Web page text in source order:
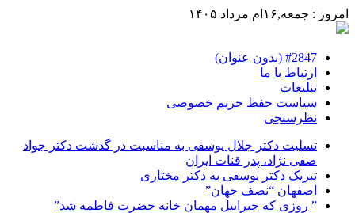
امروز : جمعه,۱۶ام مرداد ۱۴۰۵
#2847 (بدون عنوان)
ارتباط با ما
تبلیغات
سیاست حفظ حریم خصوصی
نظرسنجی
تسلیت دکتر جلال یوسفی به مناسبت در گذشت دکتر جواد
صفی نژاد، پدر قنات ایران
تبریک دکتر یوسفی به دکتر مختاری
اصفهان “نصف جهان”
” روزی که جبراییل مهمان خانه حضرت فاطمه شد”